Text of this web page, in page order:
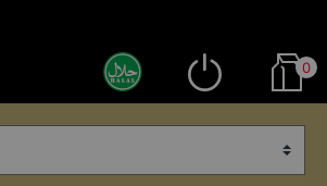
0